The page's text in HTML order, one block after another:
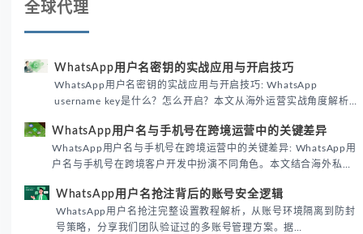
全球代理
WhatsApp用户名密钥的实战应用与开启技巧
WhatsApp用户名密钥的实战应用与开启技巧: WhatsApp
username key是什么？怎么开启？本文从海外运营实战角度解析
境团队高效触达目标客户。
WhatsApp用户名与手机号在跨境运营中的关键差异
WhatsApp用户名与手机号在跨境运营中的关键差异: WhatsApp用
户名与手机号在跨境客户开发中扮演不同角色。本文结合海外私域
际差异，帮助团队优化WhatsApp营销策略。
WhatsApp用户名抢注背后的账号安全逻辑
WhatsApp用户名抢注完整设置教程解析，从账号环境隔离到防封
号策略，分享我们团队验证过的多账号管理方案。据